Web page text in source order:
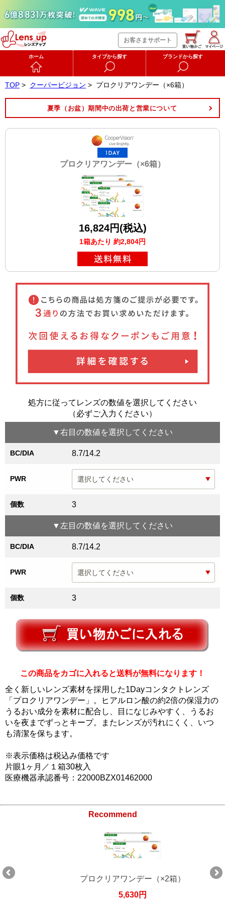
お客さまサポート
ホーム タイプから探す ブランドから探す
TOP > クーパービジョン > プロクリアワンデー（×6箱）
夏季（お盆）期間中の出荷と営業について
プロクリアワンデー（×6箱）
16,824円(税込)
1箱あたり 約2,804円
処方に従ってレンズの数値を選択してください
（必ずご入力ください）
▼右目 の数値を選択してください
BC/DIA 8.7/14.2
PWR
個数 3
▼ 左目 の数値を選択してください
BC/DIA 8.7/14.2
PWR
個数 3
この商品をカゴに入れると送料が無料になります！
全く新しいレンズ素材を採用した1Dayコンタクトレンズ
「プロクリアワンデー」。ヒアルロン酸の約2倍の保湿力の
うるおい成分を素材に配合し、目になじみやすく、うるお
いを夜までずっとキープ。またレンズが汚れにくく、いつ
も清潔を保ちます。
※表示価格は税込み価格です
片眼1ヶ月／１箱30枚入
医療機器承認番号：22000BZX01462000
Recommend
プロクリアワンデー（×2箱）
5,630円